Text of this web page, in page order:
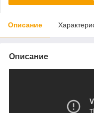
Описание
Описание